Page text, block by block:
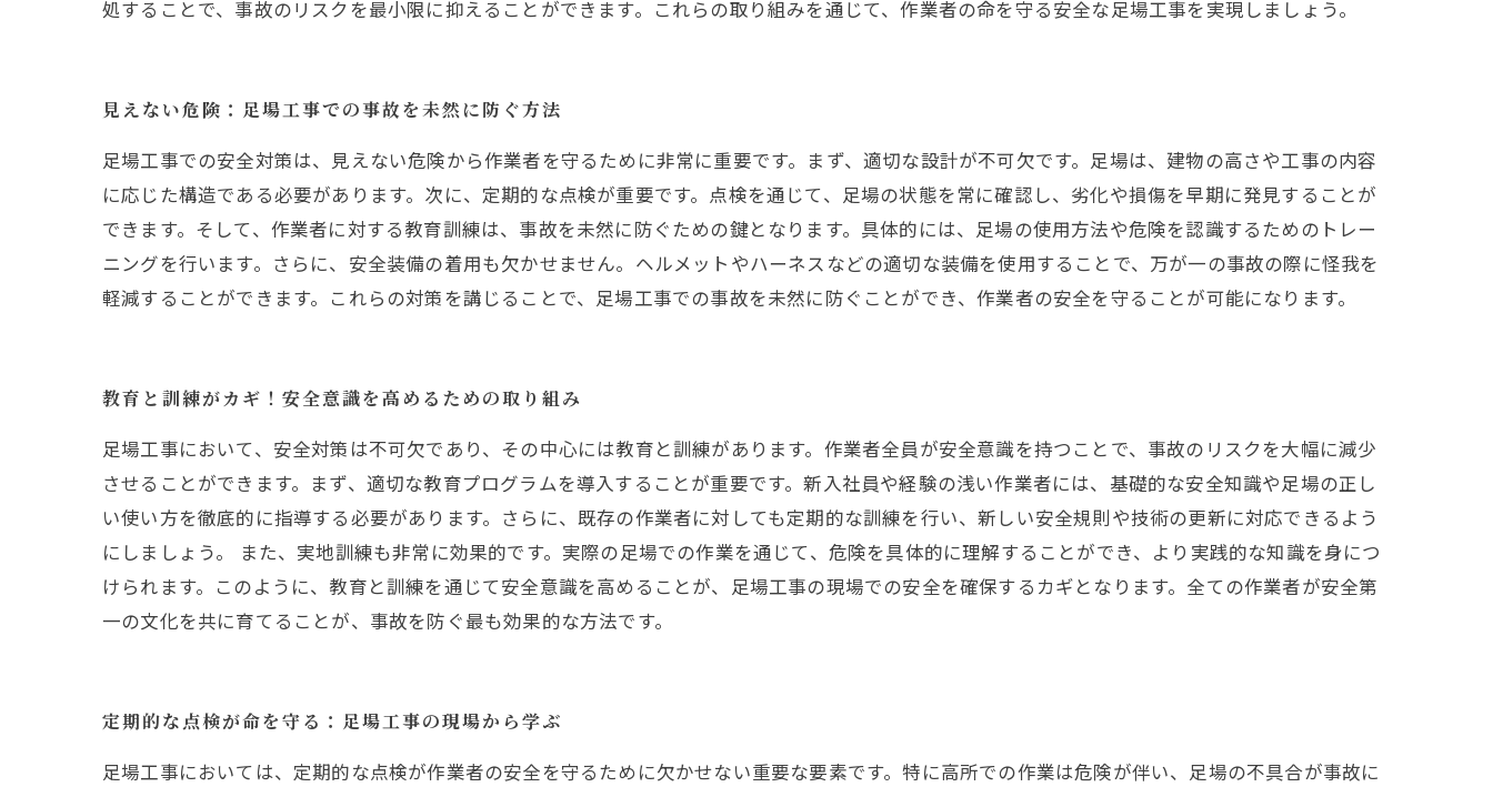
処することで、事故のリスクを最小限に抑えることができます。これらの取り組みを通じて、作業者の命を守る安全な足場工事を実現しましょう。
見えない危険：足場工事での事故を未然に防ぐ方法
足場工事での安全対策は、見えない危険から作業者を守るために非常に重要です。まず、適切な設計が不可欠です。足場は、建物の高さや工事の内容
に応じた構造である必要があります。次に、定期的な点検が重要です。点検を通じて、足場の状態を常に確認し、劣化や損傷を早期に発見することが
できます。そして、作業者に対する教育訓練は、事故を未然に防ぐための鍵となります。具体的には、足場の使用方法や危険を認識するためのトレー
ニングを行います。さらに、安全装備の着用も欠かせません。ヘルメットやハーネスなどの適切な装備を使用することで、万が一の事故の際に怪我を
軽減することができます。これらの対策を講じることで、足場工事での事故を未然に防ぐことができ、作業者の安全を守ることが可能になります。
教育と訓練がカギ！安全意識を高めるための取り組み
足場工事において、安全対策は不可欠であり、その中心には教育と訓練があります。作業者全員が安全意識を持つことで、事故のリスクを大幅に減少
させることができます。まず、適切な教育プログラムを導入することが重要です。新入社員や経験の浅い作業者には、基礎的な安全知識や足場の正し
い使い方を徹底的に指導する必要があります。さらに、既存の作業者に対しても定期的な訓練を行い、新しい安全規則や技術の更新に対応できるよう
にしましょう。 また、実地訓練も非常に効果的です。実際の足場での作業を通じて、危険を具体的に理解することができ、より実践的な知識を身につ
けられます。このように、教育と訓練を通じて安全意識を高めることが、足場工事の現場での安全を確保するカギとなります。全ての作業者が安全第
一の文化を共に育てることが、事故を防ぐ最も効果的な方法です。
定期的な点検が命を守る：足場工事の現場から学ぶ
足場工事においては、定期的な点検が作業者の安全を守るために欠かせない重要な要素です。特に高所での作業は危険が伴い、足場の不具合が事故に